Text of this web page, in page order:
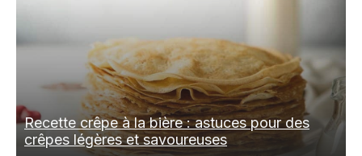
Recette crêpe à la bière : astuces pour des
crêpes légères et savoureuses